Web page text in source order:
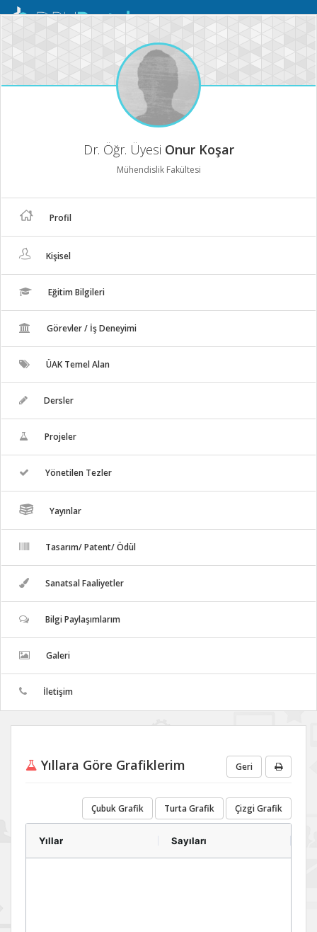
Mobil
Dr. Öğr. Üyesi Onur Koşar
Mühendislik Fakültesi
Profil
Kişisel
Eğitim Bilgileri
Görevler / İş Deneyimi
ÜAK Temel Alan
Dersler
Projeler
Yönetilen Tezler
Yayınlar
Tasarım/ Patent/ Ödül
Sanatsal Faaliyetler
Bilgi Paylaşımlarım
Galeri
İletişim
Yıllara Göre Grafiklerim Geri
Çubuk Grafik Turta Grafik Çizgi Grafik
Yıllar Sayıları